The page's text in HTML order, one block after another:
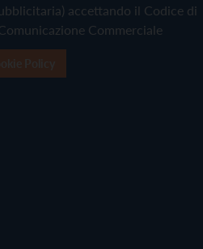
accettando il Codice di
Commerciale